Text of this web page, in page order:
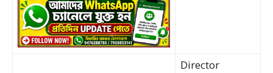
Director